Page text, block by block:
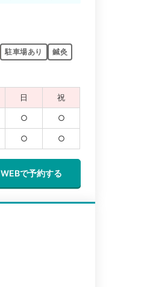
駐車場あり
鍼灸
日 祝
○ ○
○ ○
WEBで予約する